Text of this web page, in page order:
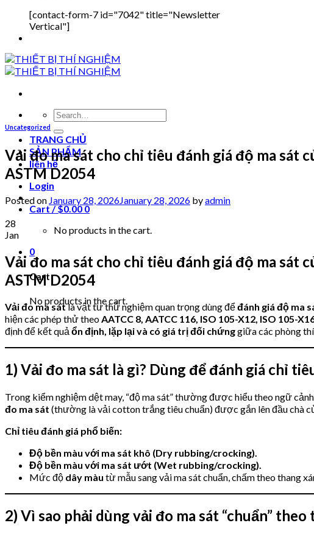
[contact-form-7 id="7042" title="Newsletter
Vertical"]
Search
for:
TRANG CHỦ
SẢN PHẨM
liên hệ
Login
Cart /$0.000
No products in the cart.
0
Cart
No products in the cart.
Uncategorized
Vải đo ma sát cho chỉ tiêu đánh giá độ ma sát
ASTM D2054
Posted on January 28, 2026January 28, 2026 byadmin
28
Jan
Vải đo ma sát cho chỉ tiêu đánh giá độ ma sát
ASTM D2054
Vải đo ma sátlà vật tư thử nghiệm quan trọng dùng đểđánh giá độ ma
hiện các phép thử theoAATCC 8, AATCC 116, ISO 105-X12, ISO 105-
định để kết quả ổn định, lặp lại và có giá trị đối chứnggiữa các phòng
1) Vải đo ma sát là gì? Dùng để đánh giá chỉ
Trong kiểm nghiệm dệt may, “độ ma sát” thường được hiểu theo ngữ cảnh
đo ma sát (thường là vải cotton trắng tiêu chuẩn) được gắn lên đầu chà
Chỉ tiêu đánh giá phổ biến:
Độ bền màu với ma sát khô (Dry rubbing/crocking).
Độ bền màu với ma sát ướt (Wet rubbing/crocking).
Mức độ dây màu từ mẫu sang vải ma sát chuẩn, chấm theo thang
2) Vì sao phải dùng vải đo ma sát “chuẩn” theo